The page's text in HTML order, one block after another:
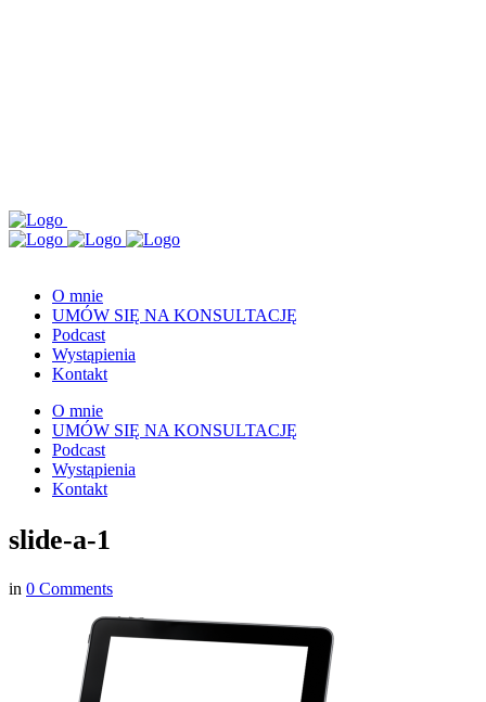
O mnie
UMÓW SIĘ NA KONSULTACJĘ
Podcast
Wystąpienia
Kontakt
O mnie
UMÓW SIĘ NA KONSULTACJĘ
Podcast
Wystąpienia
Kontakt
slide-a-1
in 0 Comments